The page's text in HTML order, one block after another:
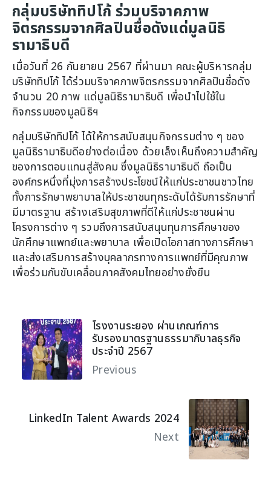
กลุ่มบริษัททิปโก้ ร่วมบริจาคภาพ
จิตรกรรมจากศิลปินชื่อดังแด่มูลนิธิ
รามาธิบดี
เมื่อวันที่ 26 กันยายน 2567 ที่ผ่านมา คณะผู้บริหารกลุ่ม
บริษัททิปโก้ ได้ร่วมบริจาคภาพจิตรกรรมจากศิลปินชื่อดัง
จำนวน 20 ภาพ แด่มูลนิธิรามาธิบดี เพื่อนำไปใช้ใน
กิจกรรมของมูลนิธิฯ
กลุ่มบริษัททิปโก้ ได้ให้การสนับสนุนกิจกรรมต่าง ๆ ของ
มูลนิธิรามาธิบดีอย่างต่อเนื่อง ด้วยเล็งเห็นถึงความสำคัญ
ของการตอบแทนสู่สังคม ซึ่งมูลนิธิรามาธิบดี ถือเป็น
องค์กรหนึ่งที่มุ่งการสร้างประโยชน์ให้แก่ประชาชนชาวไทย
ทั้งการรักษาพยาบาลให้ประชาชนทุกระดับได้รับการรักษาที่
มีมาตรฐาน สร้างเสริมสุขภาพที่ดีให้แก่ประชาชนผ่าน
โครงการต่าง ๆ รวมถึงการสนับสนุนทุนการศึกษาของ
นักศึกษาแพทย์และพยาบาล เพื่อเปิดโอกาสทางการศึกษา
และส่งเสริมการสร้างบุคลากรทางการแพทย์ที่มีคุณภาพ
เพื่อร่วมกันขับเคลื่อนภาคสังคมไทยอย่างยั่งยืน
โรงงานระยอง ผ่านเกณฑ์การ
รับรองมาตรฐานธรรมาภิบาลธุรกิจ
ประจำปี 2567
Previous
LinkedIn Talent Awards 2024
Next